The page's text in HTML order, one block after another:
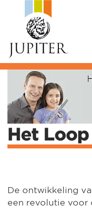
You are here:
Het
De ontwikkeling
een revolutie voor